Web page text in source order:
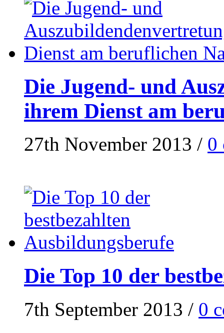
Die Jugend- und
ihrem Dienst am
27th November 2013 / 0
Die Top 10 der
7th September 2013 / 0